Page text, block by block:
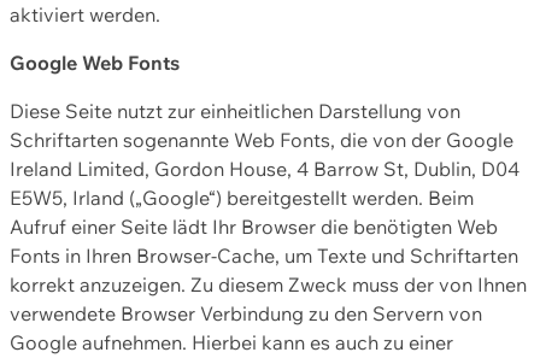
aktiviert werden.
Google Web Fonts
Diese Seite nutzt zur einheitlichen Darstellung von
Schriftarten sogenannte Web Fonts, die von der Google
Ireland Limited, Gordon House, 4 Barrow St, Dublin, D04
E5W5, Irland („Google“) bereitgestellt werden. Beim
Aufruf einer Seite lädt Ihr Browser die benötigten Web
Fonts in Ihren Browser-Cache, um Texte und Schriftarten
korrekt anzuzeigen. Zu diesem Zweck muss der von Ihnen
verwendete Browser Verbindung zu den Servern von
Google aufnehmen. Hierbei kann es auch zu einer